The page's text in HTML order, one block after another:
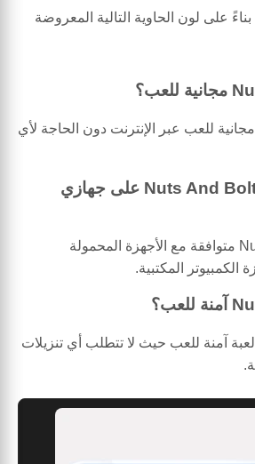
على لون الحاوية التالية المعروضة
نعم، Nuts And Bolts مجانية للعب عبر الإنترنت دون الحاجة لأي
هل يمكنني لعب Nuts And Bolts على جهازي
بالتأكيد، Nuts And Bolts متوافقة مع الأجهزة المحمولة
الكمبيوتر المكتبية.
نعم، Nuts And Bolts لعبة آمنة للعب حيث لا تتطلب أي تنزيلات